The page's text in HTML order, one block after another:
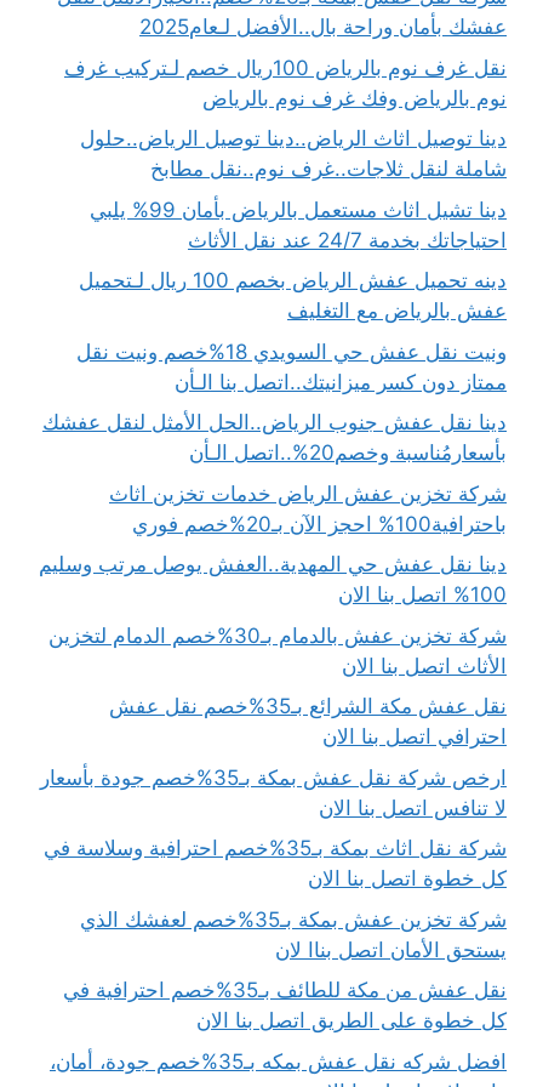
عفشك بأمان وراحة بال..الأفضل لـعام2025
نقل غرف نوم بالرياض 100ريال خصم لـتركيب غرف
نوم بالرياض وفك غرف نوم بالرياض
دينا توصيل اثاث الرياض..دينا توصيل الرياض..حلول
شاملة لنقل ثلاجات..غرف نوم..نقل مطابخ
دينا تشيل اثاث مستعمل بالرياض بأمان 99% يلبي
احتياجاتك بخدمة 24/7 عند نقل الأثاث
دينه تحميل عفش الرياض بخصم 100 ريال لـتحميل
عفش بالرياض مع التغليف
ونيت نقل عفش حي السويدي 18%خصم ونيت نقل
ممتاز دون كسر ميزانيتك..اتصل بنا الـأن
دينا نقل عفش جنوب الرياض..الحل الأمثل لنقل عفشك
بأسعارمُناسبة وخصم20%..اتصل الـأن
شركة تخزين عفش الرياض خدمات تخزين اثاث
باحترافية100% احجز الآن بـ20%خصم فوري
دينا نقل عفش حي المهدية..العفش يوصل مرتب وسليم
100% اتصل بنا الان
شركة تخزين عفش بالدمام بـ30%خصم الدمام لتخزين
الأثاث اتصل بنا الان
نقل عفش مكة الشرائع بـ35%خصم نقل عفش
احترافي اتصل بنا الان
ارخص شركة نقل عفش بمكة بـ35%خصم جودة بأسعار
لا تنافس اتصل بنا الان
شركة نقل اثاث بمكة بـ35%خصم احترافية وسلاسة في
كل خطوة اتصل بنا الان
شركة تخزين عفش بمكة بـ35%خصم لعفشك الذي
يستحق الأمان اتصل بناا لان
نقل عفش من مكة للطائف بـ35%خصم احترافية في
كل خطوة على الطريق اتصل بنا الان
افضل شركه نقل عفش بمكه بـ35%خصم جودة، أمان،